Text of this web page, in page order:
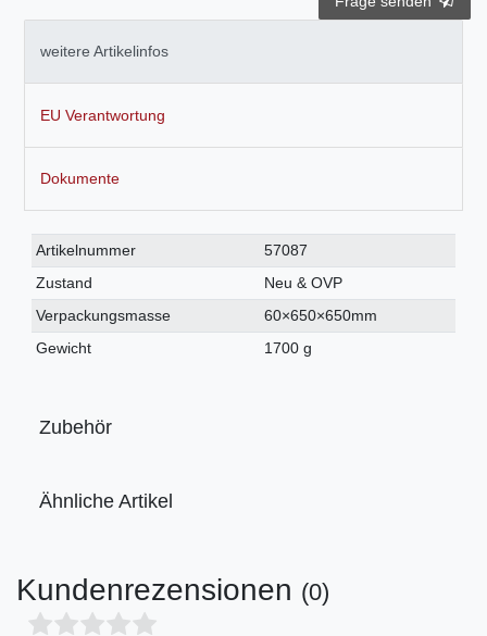
weitere Artikelinfos
EU Verantwortung
Dokumente
Technisches
Merkmal
Wert
Artikelnummer
57087
Zustand
Neu & OVP
Verpackungsmasse
60×650×650mm
Gewicht
1700 g
Zubehör
Ähnliche Artikel
Kundenrezensionen (0)